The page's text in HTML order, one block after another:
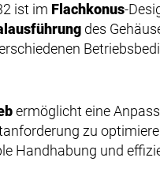
ist im Flachkonus-
des
ermöglicht eine
zu
Handhabung und